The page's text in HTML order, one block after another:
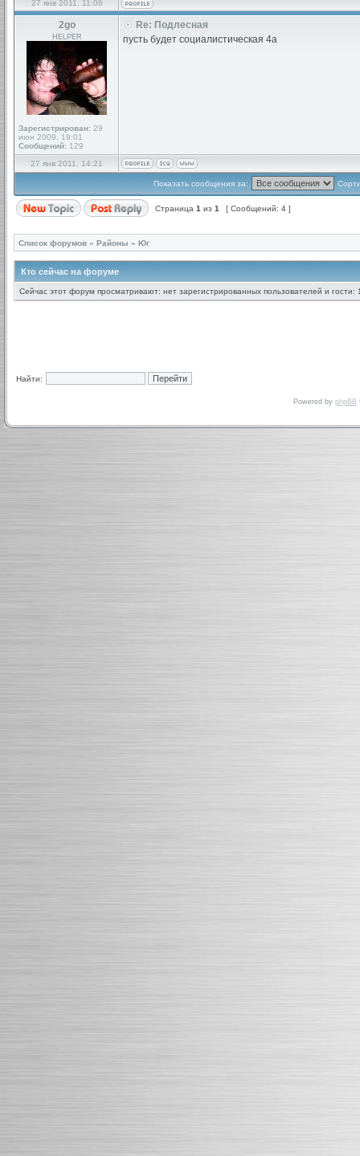
27 янв 2011, 11:06
2go
HELPER
Зарегистрирован: 29
июн 2009, 19:01
Сообщений: 129
Re: Подлесная
пусть будет социалистическая 4а
27 янв 2011, 14:21
Показать сообщения за:
Страница 1 из 1 [ Сообщений: 4 ]
Список форумов » Районы » Юг
Кто сейчас на форуме
Сейчас этот форум просматривают: нет зарегистрированных пользователей и гости:
Найти:
Powered by phpBB